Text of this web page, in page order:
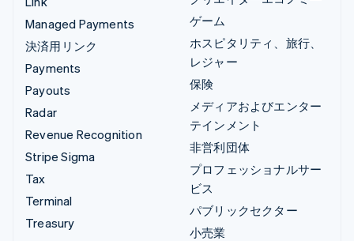
Managed Payments
決済用リンク
Payments
Payouts
Radar
Revenue Recognition
Stripe Sigma
Tax
Terminal
Treasury
ゲーム
ホスピタリティ、旅行、
レジャー
保険
メディアおよびエンター
テインメント
非営利団体
プロフェッショナルサー
ビス
パブリックセクター
小売業